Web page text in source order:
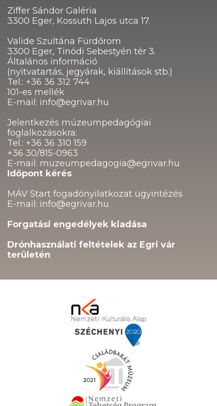
Ziffer Sándor Galéria
3300 Eger, Kossuth Lajos utca 17.
Valide Szultána Fürdőrom
3300 Eger, Tinódi Sebestyén tér 3.
Általános információ
(nyitvatartás, jegyárak, kiállítások stb.)
Tel.: +36 36 312 744
101-es mellék
E-mail: info@egrivar.hu
Jelentkezés múzeumpedagógiai
foglalkozásokra:
Tel.: +36 36 310 159
+36 30/815-0963
E-mail: muzeumpedagogia@egrivar.hu
Időpont kérés
MÁV Start fogadónyilatkozat ügyintézés
E-mail: info@egrivar.hu
Forgatási engedélyek kiadása
Drónhasználati feltételek az Egri vár
területén